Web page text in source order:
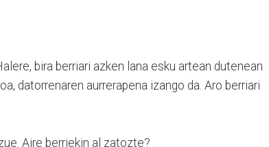
bira berriari azken lana esku artean dutenean
datorrenaren aurrerapena izango da. Aro berriari
Aire berriekin al zatozte?